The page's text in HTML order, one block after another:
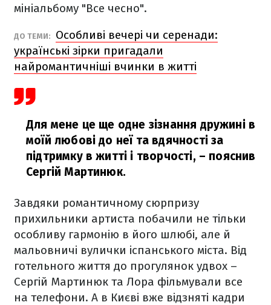
мініальбому "Все чесно".
ДО ТЕМИ:
Особливі вечері чи серенади:
українські зірки пригадали
найромантичніші вчинки в житті
Для мене це ще одне зізнання дружині в
моїй любові до неї та вдячності за
підтримку в житті і творчості, – пояснив
Сергій Мартинюк.
Завдяки романтичному сюрпризу
прихильники артиста побачили не тільки
особливу гармонію в його шлюбі, але й
мальовничі вулички іспанського міста. Від
готельного життя до прогулянок удвох –
Сергій Мартинюк та Лора фільмували все
на телефони. А в Києві вже відзняті кадри